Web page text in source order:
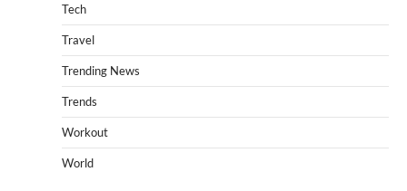
Tech
Travel
Trending News
Trends
Workout
World